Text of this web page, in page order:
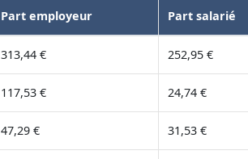
Part employeur Part salarié
313,44 € 252,95 €
117,53 € 24,74 €
47,29 € 31,53 €